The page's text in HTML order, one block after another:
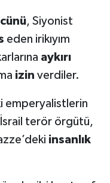
, Siyonist
eden irikıyım
aykırı
izin verdiler.
emperyalistlerin
terör örgütü,
insanlık